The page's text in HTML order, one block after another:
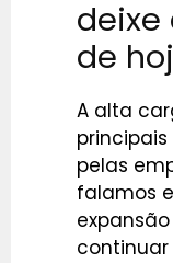
deixe
de
A alta
pelas
falamos